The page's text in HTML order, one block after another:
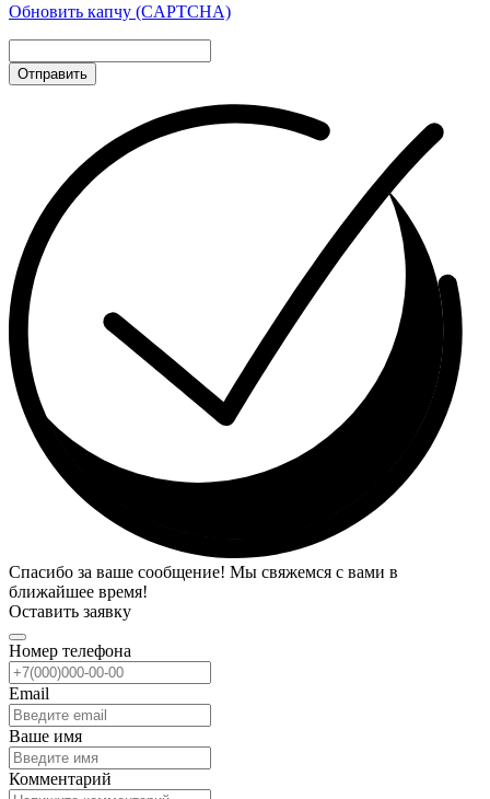
Обновить капчу (CAPTCHA)
Отправить
Спасибо за ваше сообщение! Мы свяжемся с вами в
ближайшее время!
Оставить заявку
Номер телефона
Email
Ваше имя
Комментарий